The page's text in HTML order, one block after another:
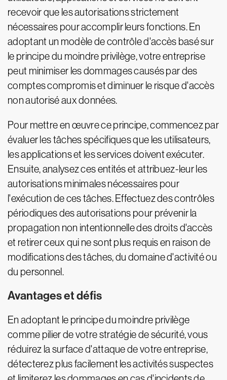
recevoir que les autorisations strictement
nécessaires pour accomplir leurs fonctions. En
adoptant un modèle de contrôle d'accès basé sur
le principe du moindre privilège, votre entreprise
peut minimiser les dommages causés par des
comptes compromis et diminuer le risque d'accès
non autorisé aux données.
Pour mettre en œuvre ce principe, commencez par
évaluer les tâches spécifiques que les utilisateurs,
les applications et les services doivent exécuter.
Ensuite, analysez ces entités et attribuez-leur les
autorisations minimales nécessaires pour
l'exécution de ces tâches. Effectuez des contrôles
périodiques des autorisations pour prévenir la
propagation non intentionnelle des droits d'accès
et retirer ceux qui ne sont plus requis en raison de
modifications des tâches, du domaine d'activité ou
du personnel.
Avantages et défis
En adoptant le principe du moindre privilège
comme pilier de votre stratégie de sécurité, vous
réduirez la surface d'attaque de votre entreprise,
détecterez plus facilement les activités suspectes